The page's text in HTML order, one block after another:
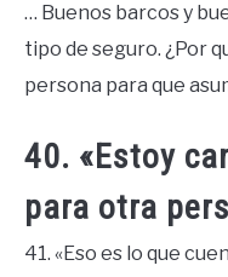
… Buenos barcos y
tipo de seguro. ¿Por
persona para que
40. «Estoy
para otra
41. «Eso es lo que